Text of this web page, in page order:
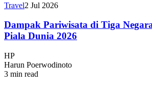
Travel2 Jul 2026
Dampak Pariwisata di Tiga
Piala Dunia 2026
HP
Harun Poerwodinoto
3 min read